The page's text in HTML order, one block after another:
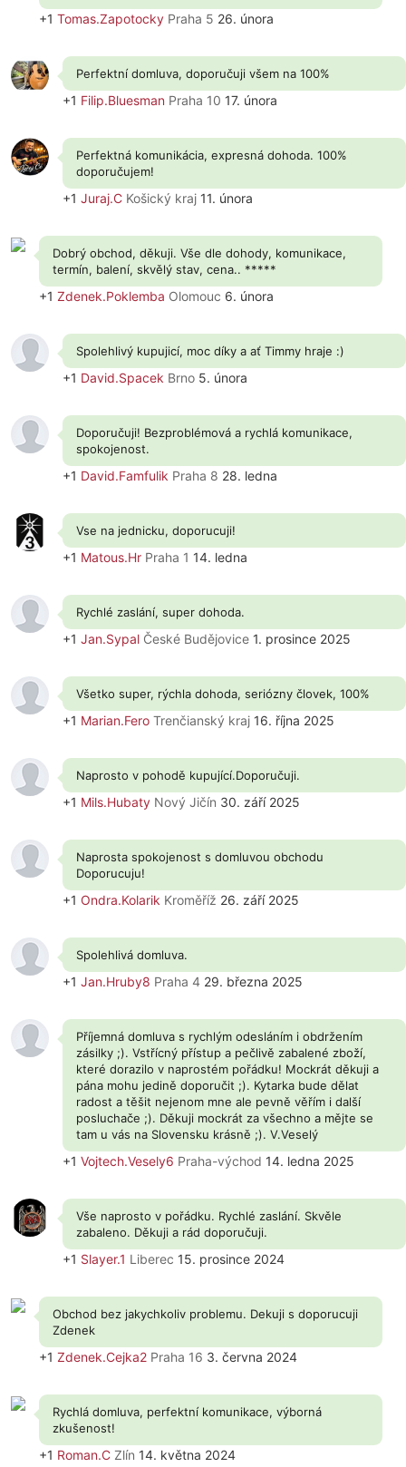
+1 Tomas.Zapotocky Praha 5 26. února
Perfektní domluva, doporučuji všem na 100%
+1 Filip.Bluesman Praha 10 17. února
Perfektná komunikácia, expresná dohoda. 100%
doporučujem!
+1 Juraj.C Košický kraj 11. února
Dobrý obchod, děkuji. Vše dle dohody, komunikace,
termín, balení, skvělý stav, cena.. *****
+1 Zdenek.Poklemba Olomouc 6. února
Spolehlivý kupujicí, moc díky a ať Timmy hraje :)
+1 David.Spacek Brno 5. února
Doporučuji! Bezproblémová a rychlá komunikace,
spokojenost.
+1 David.Famfulik Praha 8 28. ledna
Vse na jednicku, doporucuji!
+1 Matous.Hr Praha 1 14. ledna
Rychlé zaslání, super dohoda.
+1 Jan.Sypal České Budějovice 1. prosince 2025
Všetko super, rýchla dohoda, seriózny človek, 100%
+1 Marian.Fero Trenčianský kraj 16. října 2025
Naprosto v pohodě kupující.Doporučuji.
+1 Mils.Hubaty Nový Jičín 30. září 2025
Naprosta spokojenost s domluvou obchodu
Doporucuju!
+1 Ondra.Kolarik Kroměříž 26. září 2025
Spolehlivá domluva.
+1 Jan.Hruby8 Praha 4 29. března 2025
Příjemná domluva s rychlým odesláním i obdržením
zásilky ;). Vstřícný přístup a pečlivě zabalené zboží,
které dorazilo v naprostém pořádku! Mockrát děkuji a
pána mohu jedině doporučit ;). Kytarka bude dělat
radost a těšit nejenom mne ale pevně věřím i další
posluchače ;). Děkuji mockrát za všechno a mějte se
tam u vás na Slovensku krásně ;). V.Veselý
+1 Vojtech.Vesely6 Praha-východ 14. ledna 2025
Vše naprosto v pořádku. Rychlé zaslání. Skvěle
zabaleno. Děkuji a rád doporučuji.
+1 Slayer.1 Liberec 15. prosince 2024
Obchod bez jakychkoliv problemu. Dekuji s doporucuji
Zdenek
+1 Zdenek.Cejka2 Praha 16 3. června 2024
Rychlá domluva, perfektní komunikace, výborná
zkušenost!
+1 Roman.C Zlín 14. května 2024